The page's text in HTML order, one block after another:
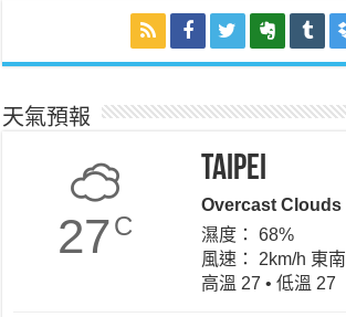
天氣預報
27C
Taipei
Overcast Clouds
濕度： 68%
風速： 2km/h 東南
高溫 27 • 低溫 27